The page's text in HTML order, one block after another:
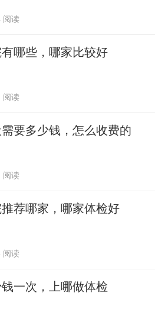
阅读
哪些，哪家比较好
阅读
要多少钱，怎么收费的
阅读
荐哪家，哪家体检好
阅读
一次，上哪做体检